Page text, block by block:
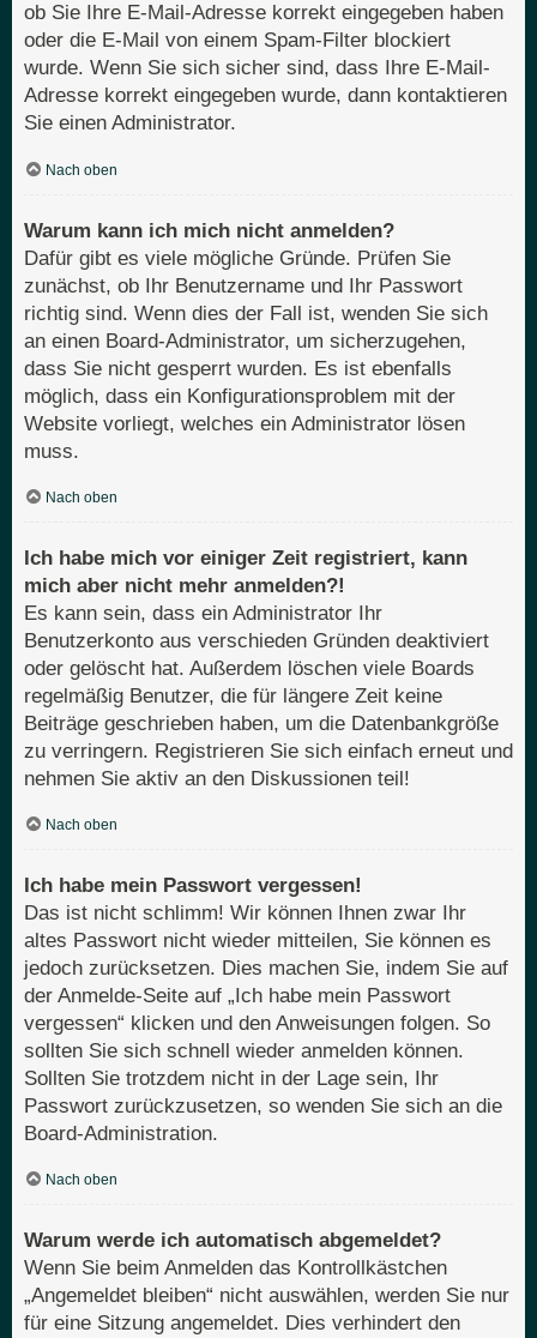
ob Sie Ihre E-Mail-Adresse korrekt eingegeben haben
oder die E-Mail von einem Spam-Filter blockiert
wurde. Wenn Sie sich sicher sind, dass Ihre E-Mail-
Adresse korrekt eingegeben wurde, dann kontaktieren
Sie einen Administrator.
Nach oben
Warum kann ich mich nicht anmelden?
Dafür gibt es viele mögliche Gründe. Prüfen Sie
zunächst, ob Ihr Benutzername und Ihr Passwort
richtig sind. Wenn dies der Fall ist, wenden Sie sich
an einen Board-Administrator, um sicherzugehen,
dass Sie nicht gesperrt wurden. Es ist ebenfalls
möglich, dass ein Konfigurationsproblem mit der
Website vorliegt, welches ein Administrator lösen
muss.
Nach oben
Ich habe mich vor einiger Zeit registriert, kann
mich aber nicht mehr anmelden?!
Es kann sein, dass ein Administrator Ihr
Benutzerkonto aus verschieden Gründen deaktiviert
oder gelöscht hat. Außerdem löschen viele Boards
regelmäßig Benutzer, die für längere Zeit keine
Beiträge geschrieben haben, um die Datenbankgröße
zu verringern. Registrieren Sie sich einfach erneut und
nehmen Sie aktiv an den Diskussionen teil!
Nach oben
Ich habe mein Passwort vergessen!
Das ist nicht schlimm! Wir können Ihnen zwar Ihr
altes Passwort nicht wieder mitteilen, Sie können es
jedoch zurücksetzen. Dies machen Sie, indem Sie auf
der Anmelde-Seite auf „Ich habe mein Passwort
vergessen“ klicken und den Anweisungen folgen. So
sollten Sie sich schnell wieder anmelden können.
Sollten Sie trotzdem nicht in der Lage sein, Ihr
Passwort zurückzusetzen, so wenden Sie sich an die
Board-Administration.
Nach oben
Warum werde ich automatisch abgemeldet?
Wenn Sie beim Anmelden das Kontrollkästchen
„Angemeldet bleiben“ nicht auswählen, werden Sie nur
für eine Sitzung angemeldet. Dies verhindert den